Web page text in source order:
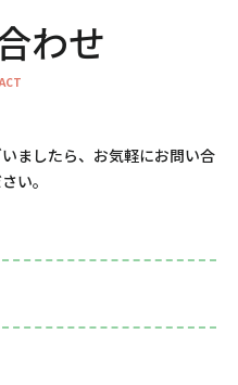
わせ
ましたら、お気軽にお問い合
い。